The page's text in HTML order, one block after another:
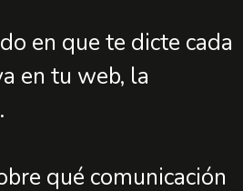
en que te dicte cada
en tu web, la
qué comunicación